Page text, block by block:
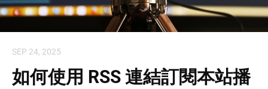
SEP 24, 2025
如何使用 RSS 連結訂閱本站播